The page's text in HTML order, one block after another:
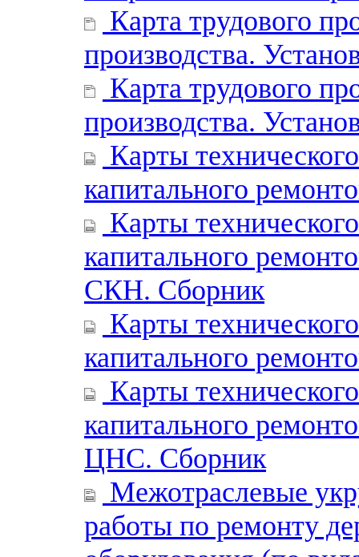
Карта трудового
производства.
Карта трудового
производства.
Карты
капитального
Карты
капитального
СКН. Сборник
Карты
капитального
Карты
капитального
ЦНС. Сборник
Межотраслевые
работы по ремонту